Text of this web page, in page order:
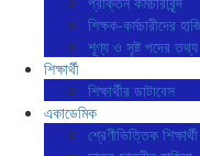
শিক্ষক-কর্মচারীদের
শূণ্য ও সৃষ্ট পদের তথ্য
শিক্ষার্থী
শিক্ষার্থীর ডাটাবেস
একাডেমিক
শ্রেণীভিত্তিক শিক্ষার্থী